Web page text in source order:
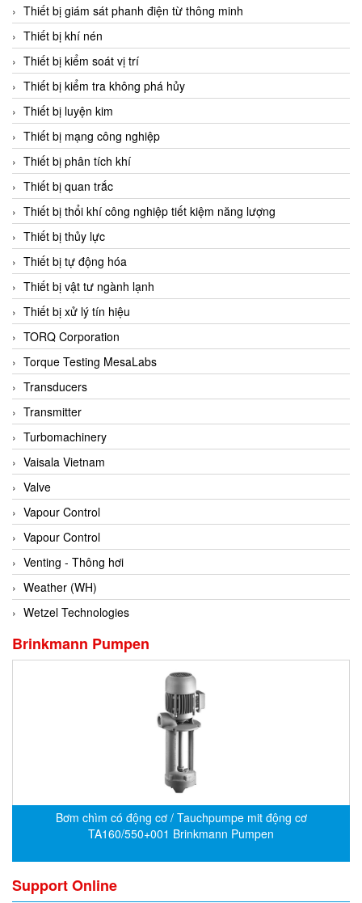
Chromalox
ChuanYi
CIC
Clage
Clake Fololo
Clark Cooper
CMC Ventilazione
Coax Valves Inc
Codel
Cofimco
Coltraco
Comat Releco
Comax
COMETECH VietNam
COMFILE Technology
Conch
Conductix/ WAMPFLER
Contrec
Contrinex
Control Solution Minesota
Copeland
Cortem
Cosa Xentaur
Cosil
Coulton
Crouzet
Crowcon
CS-Instrument
cs-instruments
CTC
Cygnus
Thiết bị giám sát phanh điện từ thông minh
Thiết bị khí nén
Thiết bị kiểm soát vị trí
Thiết bị kiểm tra không phá hủy
Thiết bị luyện kim
Thiết bị mạng công nghiệp
Thiết bị phân tích khí
Thiết bị quan trắc
Thiết bị thổi khí công nghiệp tiết kiệm năng lượng
Thiết bị thủy lực
Thiết bị tự động hóa
Thiết bị vật tư ngành lạnh
Thiết bị xử lý tín hiệu
TORQ Corporation
Torque Testing MesaLabs
Transducers
Transmitter
Turbomachinery
Vaisala Vietnam
Valve
Vapour Control
Vapour Control
Venting - Thông hơi
Weather (WH)
Wetzel Technologies
Brinkmann Pumpen
Bơm chìm có động cơ / Tauchpumpe mit động cơ
TA160/550+001 Brinkmann Pumpen
Support Online